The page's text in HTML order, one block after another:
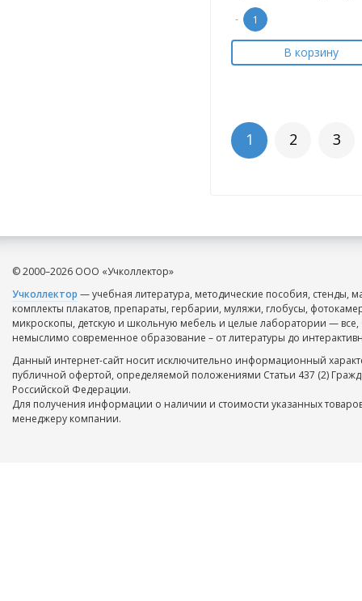
-
В корзину
1 2 3
© 2000–2026 ООО «Учколлектор»
Учколлектор — учебная литература, методические пособия, стенды,
комплекты плакатов, препараты, гербарии, муляжи, глобусы,
микроскопы, детскую и школьную мебель и целые лаборатории — все,
немыслимо современное образование – от литературы до
Данный интернет-сайт носит исключительно информационный
публичной офертой, определяемой положениями Статьи 437 (2)
Российской Федерации.
Для получения информации о наличии и стоимости указанных
менеджеру компании.